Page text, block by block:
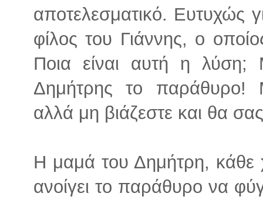
αποτελεσματικό. Ευτυχώς
φίλος του Γιάννης, ο
Ποια είναι αυτή η
Δημήτρης το παράθυρο!
αλλά μη βιάζεστε και θα
Η μαμά του Δημήτρη, κάθε
ανοίγει το παράθυρο να